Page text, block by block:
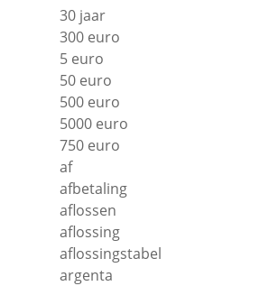
30 jaar
300 euro
5 euro
50 euro
500 euro
5000 euro
750 euro
af
afbetaling
aflossen
aflossing
aflossingstabel
argenta